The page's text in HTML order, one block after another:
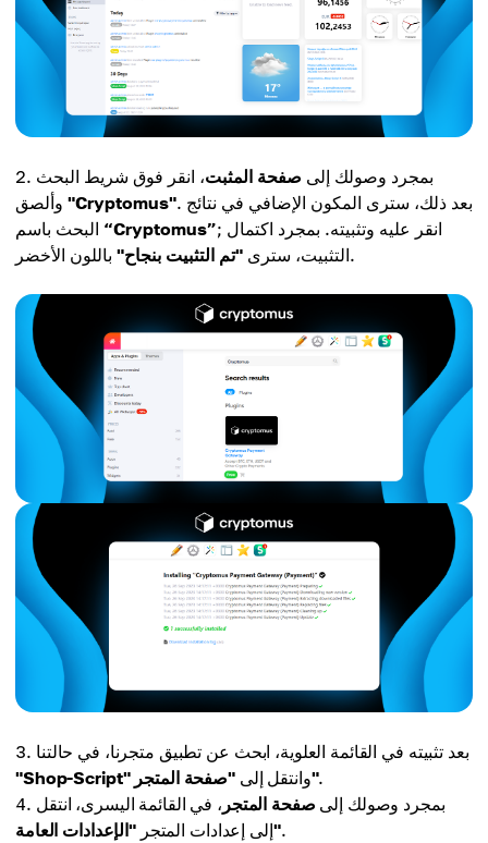
بمجرد وصولك إلى صفحة المثبت، انقر فوق شريط البحث
"Cryptomus". بعد ذلك، سترى المكون الإضافي في نتائج
“Cryptomus”; انقر عليه وتثبيته. بمجرد اكتمال
التثبيت، سترى "تم التثبيت بنجاح" باللون الأخضر.
بعد تثبيته في القائمة العلوية، ابحث عن تطبيق متجرنا، في حالتنا
"Shop-Script"
وانتقل إلى"صفحة المتجر".
بمجرد وصولك إلى صفحة المتجر ، في القائمة اليسرى، انتقل
إلى إعدادات المتجر"الإعدادات العامة".